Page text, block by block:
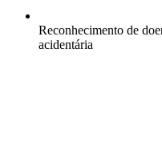
Reconhecimento de
acidentária